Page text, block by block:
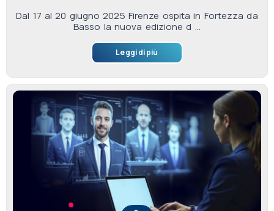
Dal 17 al 20 giugno 2025 Firenze ospita in Fortezza da
Basso la nuova edizione d ...
Leggi di più